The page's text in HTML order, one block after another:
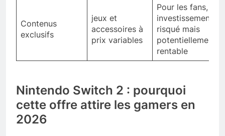
Contenus
exclusifs
jeux et
accessoires à
prix variables
Pour les fans,
investissement
risqué mais
potentiellement
rentable
Nintendo Switch 2 : pourquoi
cette offre attire les gamers en
2026